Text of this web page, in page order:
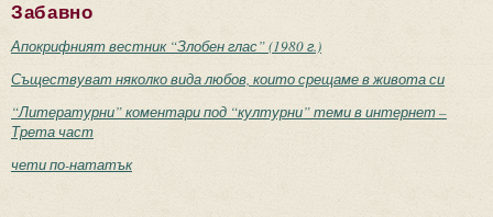
Забавно
Апокрифният вестник “Злобен глас” (1980 г.)
Съществуват няколко вида любов, които срещаме в живота си
“Литературни” коментари под “културни” теми в интернет –
Трета част
чети по-нататък